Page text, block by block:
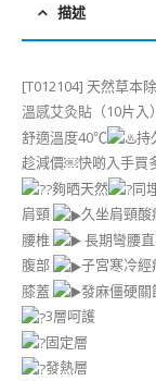
描述
[T012104] 天然草本
溫感艾灸貼（10片
舒適溫度40℃
持
趁減價￼快啲入手買
夠晒天然
同
肩頸
久坐肩頸酸
腰椎
長期彎腰
腹部
子宮寒冷經
膝蓋
發麻僵硬關
3層呵護
固定層
發熱層